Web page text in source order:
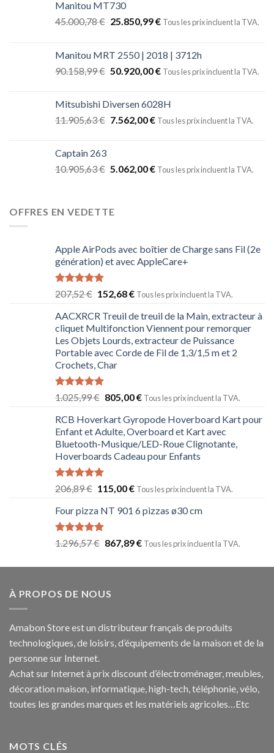
Manitou MT730
45.000,78€ 25.850,99€ Tous les prix incluent la TVA.
Manitou MRT 2550 | 2018 | 3712h
90.158,99€ 50.920,00€ Tous les prix incluent la TVA.
Mitsubishi Diversen 6028H
11.905,63€ 7.562,00€ Tous les prix incluent la TVA.
Captain 263
10.905,63€ 5.062,00€ Tous les prix incluent la TVA.
OFFRES EN VEDETTE
Apple AirPods avec boîtier de Charge sans Fil (2e
génération) et avec AppleCare+
Note5.00
sur 5
207,52€ 152,68€ Tous les prix incluent la TVA.
AACXRCR Treuil de treuil de la Main, extracteur à
cliquet Multifonction Viennent pour remorquer
Les Objets Lourds, extracteur de Puissance
Portable avec Corde de Fil de 1,3/1,5 m et 2
Crochets, Char
Note 5.00
1.025,99€ 805,00€ Tous les prix incluent la TVA.
RCB Hoverkart Gyropode Hoverboard Kart pour
Enfant et Adulte, Overboard et Kart avec
Bluetooth-Musique/LED-Roue Clignotante,
Hoverboards Cadeau pour Enfants
Note5.00
sur 5
206,89€ 115,00€ Tous les prix incluent la TVA.
Four pizza NT 901 6 pizzas ø30 cm
Note 5.00
1.296,57€ 867,89€ Tous les prix incluent la TVA.
À PROPOS DE NOUS
Amabon Store est un distributeur français de produits
technologiques, de loisirs, d’équipements de la maison et de la
personne sur Internet.
Achat sur Internet à prix discount d’électroménager, meubles,
décoration maison, informatique, high-tech , téléphonie, vélo,
toutes les grandes marques et les matériels agricoles…Etc
MOTS CLÉS